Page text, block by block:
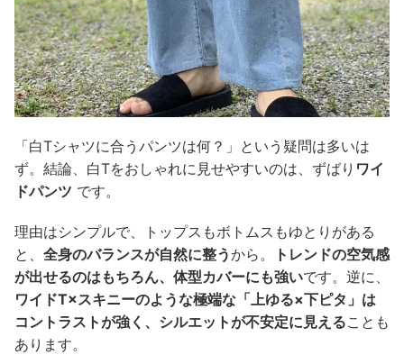
「白Tシャツに合うパンツは何？」という疑問は多いは
ず。結論、白Tをおしゃれに見せやすいのは、ずばり ワイ
ドパンツ です。
理由はシンプルで、トップスもボトムスもゆとりがある
と、 全身のバランスが自然に整うから。
トレンドの空気感
が出せるのはもちろん、体型カバーにも強いです。逆に、
ワイドT×スキニーのような極端な「上ゆる×下ピタ」は
コントラストが強く、シルエットが不安定に見えることも
あります。